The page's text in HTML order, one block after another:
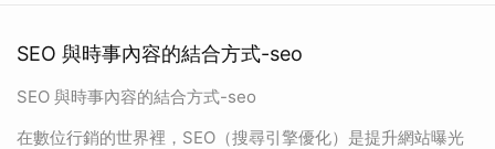
SEO 與時事內容的結合方式-seo
SEO 與時事內容的結合方式-seo
在數位行銷的世界裡，SEO（搜尋引擎優化）是提升網站曝光